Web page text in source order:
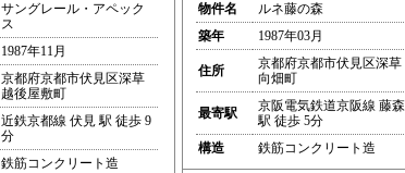
サングレール・アペック
ス
1987年11月
京都府京都市伏見区深草
越後屋敷町
近鉄京都線 伏見 駅 徒歩 9
分
鉄筋コンクリート造
物件名
ルネ藤の森
築年
1987年03月
住所
京都府京都市伏見区深草
向畑町
最寄駅
京阪電気鉄道京阪線 藤森
駅 徒歩 5分
構造
鉄筋コンクリート造